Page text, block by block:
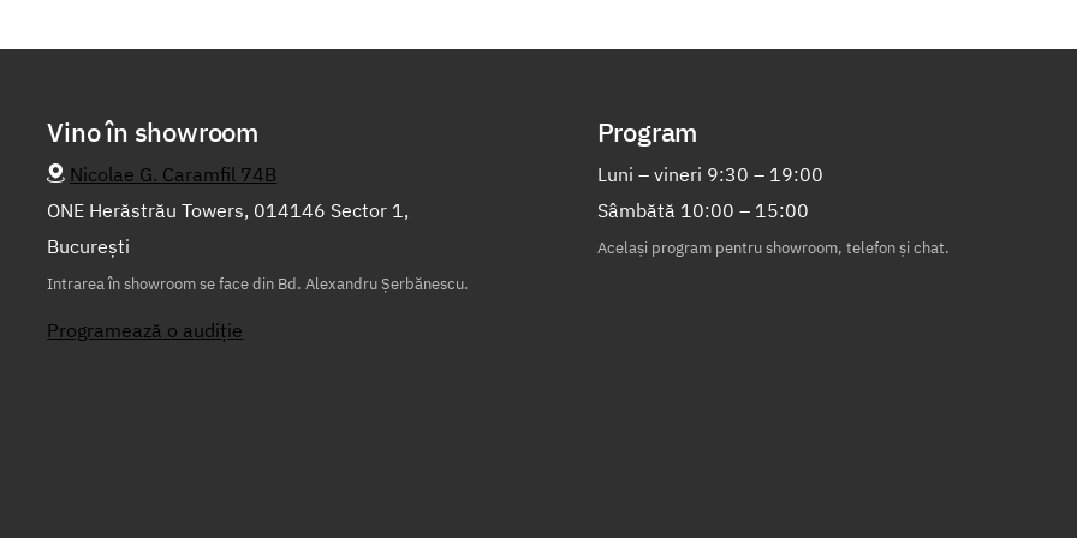
Vino în showroom
Nicolae G. Caramfil 74B
ONE Herăstrău Towers, 014146 Sector 1,
București
Intrarea în showroom se face din Bd. Alexandru Șerbănescu.
Programează o audiție
Program
Luni – vineri 9:30 – 19:00
Sâmbătă 10:00 – 15:00
Același program pentru showroom, telefon și chat.